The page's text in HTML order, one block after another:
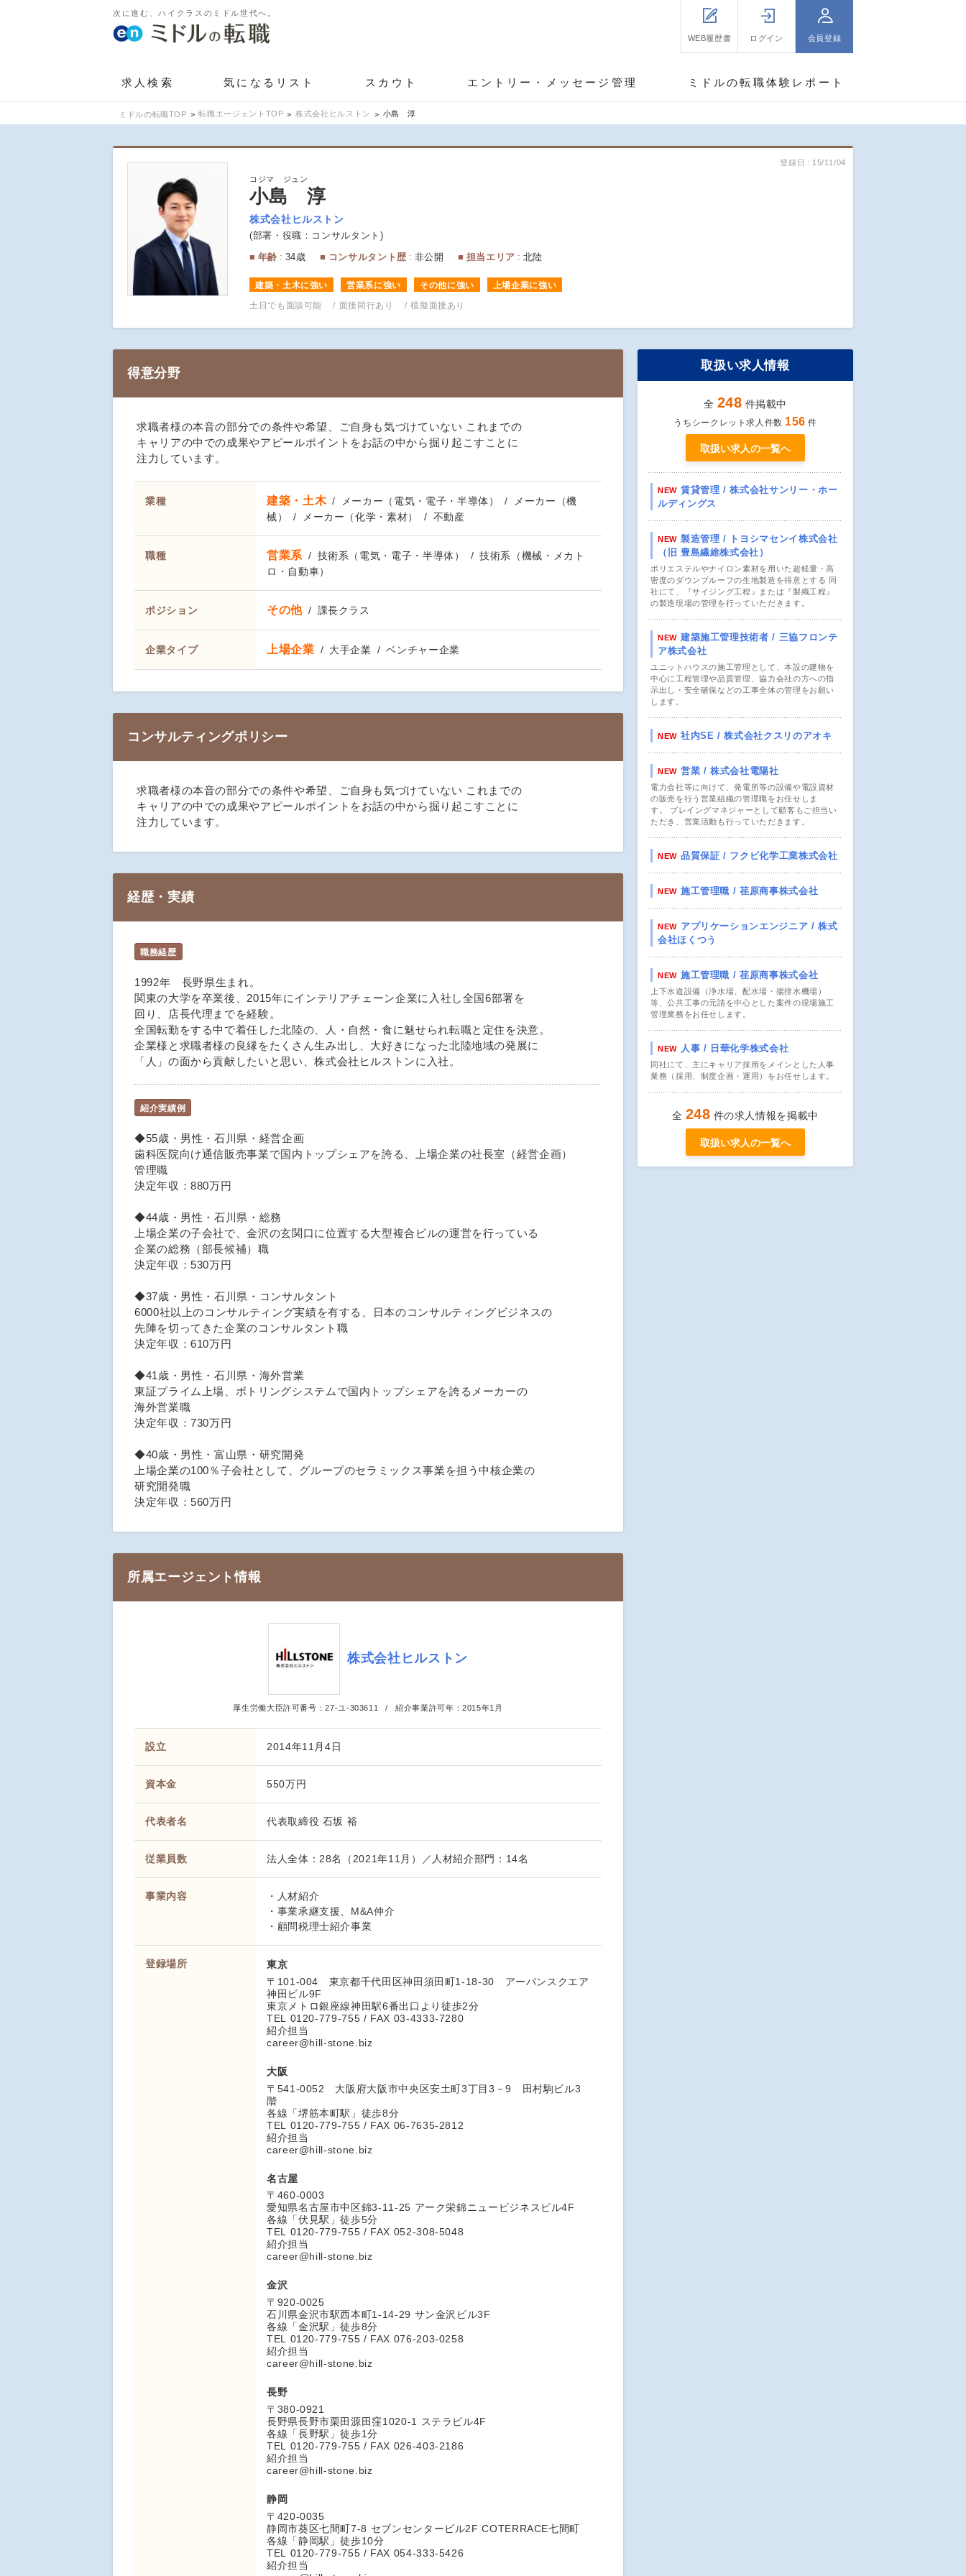
次に進む、ハイクラスのミドル世代へ。
WEB履歴書 ログイン 会員登録
求人検索 気になるリスト スカウト エントリー・メッセージ管理 ミドルの転職体験レポート
ミドルの転職TOP 転職エージェントTOP 株式会社ヒルストン 小島 淳
登録日
15/11/04
コジマ ジュン
小島 淳
株式会社ヒルストン
部署・役職： コンサルタント
年齢
34歳 コンサルタント歴 非公開 担当エリア 北陸
建築・土木に強い 営業系に強い その他に強い
上場企業に強い
土日でも面談可能
面接同行あり 模擬面接あり
得意分野
求職者様の本音の部分での条件や希望、ご自身も気づけていない これまでの
キャリアの中での成果やアピールポイントをお話の中から掘り起こすことに
注力しています。
業種 建築・土木 メーカー（電気・電子・半導体）
メーカー（機
械）
メーカー（化学・素材） 不動産
職種 営業系 技術系（電気・電子・半導体）
技術系（機械・メカト
ロ・自動車）
ポジション その他 課長クラス
企業タイプ 上場企業 大手企業 ベンチャー企業
コンサルティングポリシー
求職者様の本音の部分での条件や希望、ご自身も気づけていない これまでの
キャリアの中での成果やアピールポイントをお話の中から掘り起こすことに
注力しています。
経歴・実績
職務経歴
1992年 長野県生まれ。
関東の大学を卒業後、2015年にインテリアチェーン企業に入社し全国6部署を
回り、店長代理までを経験。
全国転勤をする中で着任した北陸の、人・自然・食に魅せられ転職と定住を決意。
企業様と求職者様の良縁をたくさん生み出し、大好きになった北陸地域の発展に
「人」の面から貢献したいと思い、株式会社ヒルストンに入社。
紹介実績例
◆55歳・男性・石川県・経営企画
歯科医院向け通信販売事業で国内トップシェアを誇る、上場企業の社長室（経営企画）
管理職
決定年収：880万円
◆44歳・男性・石川県・総務
上場企業の子会社で、金沢の玄関口に位置する大型複合ビルの運営を行っている
企業の総務（部長候補）職
決定年収：530万円
◆37歳・男性・石川県・コンサルタント
6000社以上のコンサルティング実績を有する、日本のコンサルティングビジネスの
先陣を切ってきた企業のコンサルタント職
決定年収：610万円
◆41歳・男性・石川県・海外営業
東証プライム上場、ボトリングシステムで国内トップシェアを誇るメーカーの
海外営業職
決定年収：730万円
◆40歳・男性・富山県・研究開発
上場企業の100％子会社として、グループのセラミックス事業を担う中核企業の
研究開発職
決定年収：560万円
所属エージェント情報
株式会社ヒルストン
厚生労働大臣許可番号：27-ユ-303611 紹介事業許可年：2015年1月
設立 2014年11月4日
資本金 550万円
代表者名 代表取締役 石坂 裕
従業員数 法人全体：28名（2021年11月）／人材紹介部門：14名
事業内容
・人材紹介
・事業承継支援、M&A仲介
・顧問税理士紹介事業
登録場所
東京
〒101-004 東京都千代田区神田須田町1-18-30 アーバンスクエア
神田ビル9F
東京メトロ銀座線神田駅6番出口より徒歩2分
TEL 0120-779-755 / FAX 03-4333-7280
紹介担当
career@hill-stone.biz
大阪
〒541-0052 大阪府大阪市中央区安土町3丁目3－9 田村駒ビル3
階
各線「堺筋本町駅」徒歩8分
TEL 0120-779-755 / FAX 06-7635-2812
紹介担当
career@hill-stone.biz
名古屋
〒460-0003
愛知県名古屋市中区錦3-11-25 アーク栄錦ニュービジネスビル4F
各線「伏見駅」徒歩5分
TEL 0120-779-755 / FAX 052-308-5048
紹介担当
career@hill-stone.biz
金沢
〒920-0025
石川県金沢市駅西本町1-14-29 サン金沢ビル3F
各線「金沢駅」徒歩8分
TEL 0120-779-755 / FAX 076-203-0258
紹介担当
career@hill-stone.biz
長野
〒380-0921
長野県長野市栗田源田窪1020-1 ステラビル4F
各線「長野駅」徒歩1分
TEL 0120-779-755 / FAX 026-403-2186
紹介担当
career@hill-stone.biz
静岡
〒420-0035
静岡市葵区七間町7-8 セブンセンタービル2F COTERRACE七間町
各線「静岡駅」徒歩10分
TEL 0120-779-755 / FAX 054-333-5426
紹介担当
取扱い求人情報
全 248 件掲載中
うちシークレット求人件数 156 件
取扱い求人の一覧へ
NEW 賃貸管理 / 株式会社サンリー・ホー
ルディングス
NEW 製造管理 / トヨシマセンイ株式会社
（旧 豊島繊維株式会社）
ポリエステルやナイロン素材を用いた超軽量・高
密度のダウンプルーフの生地製造を得意とする 同
社にて、『サイジング工程』または『製織工程』
の製造現場の管理を行っていただきます。
NEW 建築施工管理技術者 / 三協フロンテ
ア株式会社
ユニットハウスの施工管理として、本設の建物を
中心に工程管理や品質管理、協力会社の方への指
示出し・安全確保などの工事全体の管理をお願い
します。
NEW 社内SE / 株式会社クスリのアオキ
NEW 営業 / 株式会社電陽社
電力会社等に向けて、発電所等の設備や電設資材
の販売を行う営業組織の管理職をお任せしま
す。 プレイングマネジャーとして顧客もご担当い
ただき、営業活動も行っていただきます。
NEW 品質保証 / フクビ化学工業株式会社
NEW 施工管理職 / 荏原商事株式会社
NEW アプリケーションエンジニア / 株式
会社ほくつう
NEW 施工管理職 / 荏原商事株式会社
上下水道設備（浄水場、配水場・揚排水機場）
等、公共工事の元請を中心とした案件の現場施工
管理業務をお任せします。
NEW 人事 / 日華化学株式会社
同社にて、主にキャリア採用をメインとした人事
業務（採用、制度企画・運用）をお任せします。
全 248 件の求人情報を掲載中
取扱い求人の一覧へ